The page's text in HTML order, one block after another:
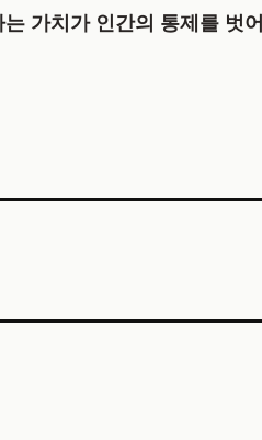
가치가 인간의 통제를 벗